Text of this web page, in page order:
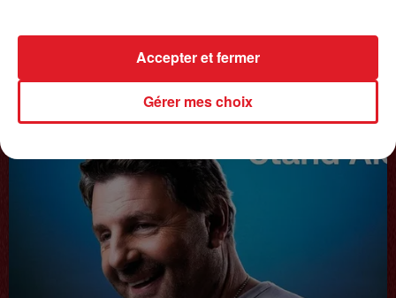
𝗙𝗿𝗲́𝗱𝗲́𝗿𝗶𝗰 𝗙𝗿𝗮𝗻𝗰̧𝗼𝗶𝘀Gérer mes choix
Accepter et fermer